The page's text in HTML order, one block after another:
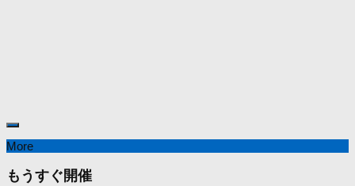
More
もうすぐ開催